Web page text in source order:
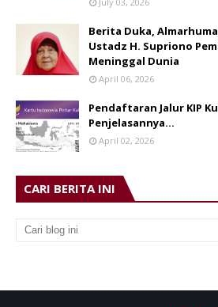
Berita Duka,
Ustadz H. Supriono
Meninggal Dunia
April 06, 2026
Pendaftaran Jalur KIP
Penjelasannya…
April 02, 2026
CARI BERITA INI